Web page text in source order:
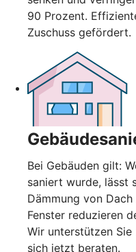
90 Prozent.
Zuschuss gefördert.
Bei Gebäuden gilt:
saniert wurde, lässt
Dämmung von
Fenster reduzieren
Wir unterstützen Sie
sich jetzt beraten.